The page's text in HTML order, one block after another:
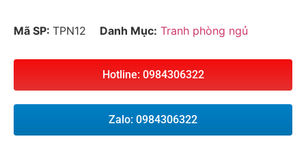
Mã SP: TPN12 Danh Mục: Tranh phòng ngủ
Hotline: 0984306322
Zalo: 0984306322